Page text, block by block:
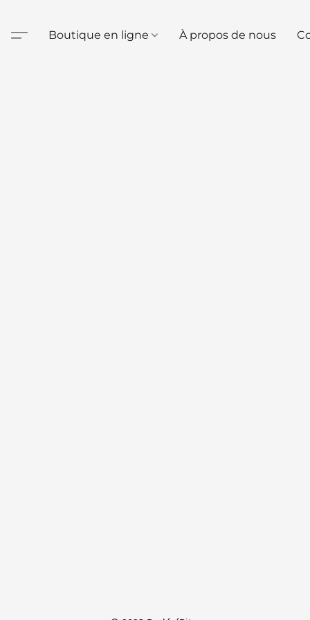
Boutique en ligne À propos de nous